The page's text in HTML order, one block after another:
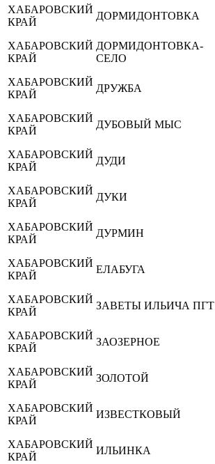
ХАБАРОВСКИЙ
КРАЙ
ДОРМИДОНТОВКА
ХАБАРОВСКИЙ
КРАЙ
ДОРМИДОНТОВКА-
СЕЛО
ХАБАРОВСКИЙ
КРАЙ
ДРУЖБА
ХАБАРОВСКИЙ
КРАЙ
ДУБОВЫЙ МЫС
ХАБАРОВСКИЙ
КРАЙ
ДУДИ
ХАБАРОВСКИЙ
КРАЙ
ДУКИ
ХАБАРОВСКИЙ
КРАЙ
ДУРМИН
ХАБАРОВСКИЙ
КРАЙ
ЕЛАБУГА
ХАБАРОВСКИЙ
КРАЙ
ЗАВЕТЫ ИЛЬИЧА ПГТ
ХАБАРОВСКИЙ
КРАЙ
ЗАОЗЕРНОЕ
ХАБАРОВСКИЙ
КРАЙ
ЗОЛОТОЙ
ХАБАРОВСКИЙ
КРАЙ
ИЗВЕСТКОВЫЙ
ХАБАРОВСКИЙ
КРАЙ
ИЛЬИНКА